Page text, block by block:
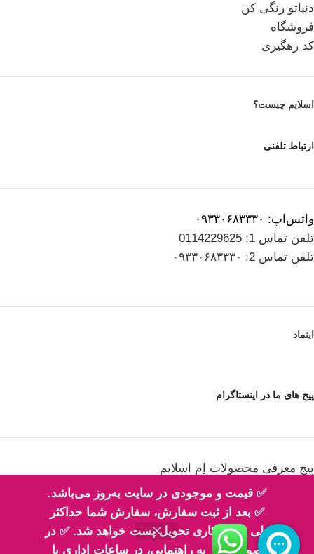
✅ قیمت و موجودی در سایت به‌روز می‌باشد.
✅ بعد از ثبت سفارش، سفارش شما حداکثر
طی 2 روز کاری تحویل پست خواهد شد. ✅ در
صورت نیاز به راهنمایی، در ساعات اداری با
دنیاتو رنگی کن
فروشگاه
کد رهگیری
اسلایم چیست؟
ارتباط تلفنی
واتس‌اپ: ۰۹۳۳۰۶۸۳۳۳۰
تلفن تماس 1: 0114229625
تلفن تماس 2: ۰۹۳۳۰۶۸۳۳۳۰
اینماد
پیج های ما در اینستاگرام
پیج معرفی محصولات اِم اسلایم
پیج فیلم های ارسالی شما مهربونا